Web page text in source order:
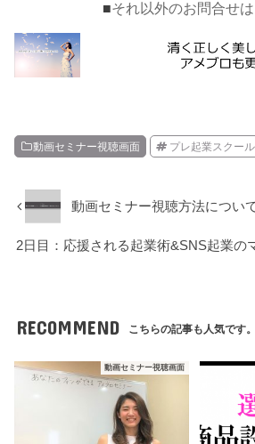
■それ以外のお問合せ
動画セミナー視聴画面 プレ起業スクール
動画セミナー視聴方法につい
2日目：応援される起業術&SNS起業の
RECOMMEND こちらの記事も人気です。
動画セミナー視聴画面